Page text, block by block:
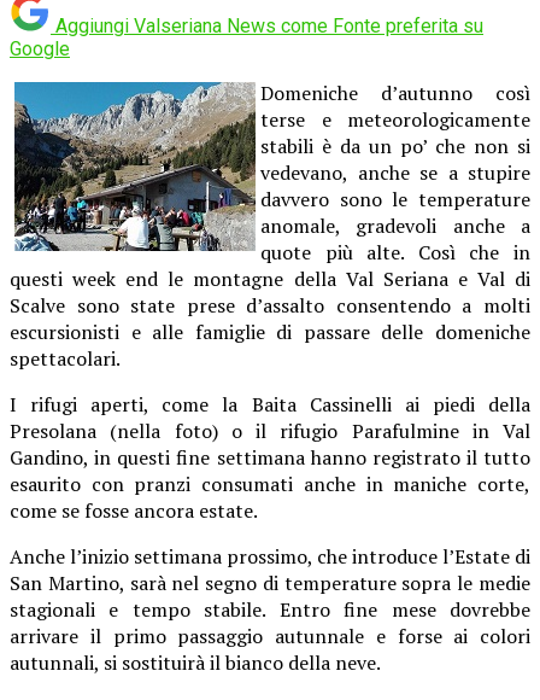
Aggiungi Valseriana News come Fonte preferita su
Google
Domeniche d’autunno così
terse e meteorologicamente
stabili è da un po’ che non si
vedevano, anche se a stupire
davvero sono le temperature
anomale, gradevoli anche a
quote più alte. Così che in
questi week end le montagne della Val Seriana e Val di
Scalve sono state prese d’assalto consentendo a molti
escursionisti e alle famiglie di passare delle domeniche
spettacolari.
I rifugi aperti, come la Baita Cassinelli ai piedi della
Presolana (nella foto) o il rifugio Parafulmine in Val
Gandino, in questi fine settimana hanno registrato il tutto
esaurito con pranzi consumati anche in maniche corte,
come se fosse ancora estate.
Anche l’inizio settimana prossimo, che introduce l’Estate di
San Martino, sarà nel segno di temperature sopra le medie
stagionali e tempo stabile. Entro fine mese dovrebbe
arrivare il primo passaggio autunnale e forse ai colori
autunnali, si sostituirà il bianco della neve.